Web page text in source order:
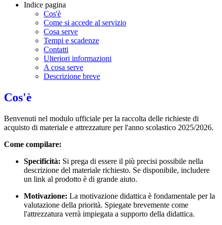
Indice pagina
Cos'è
Come si accede al servizio
Cosa serve
Tempi e scadenze
Contatti
Ulteriori informazioni
A cosa serve
Descrizione breve
Cos'è
Benvenuti nel modulo ufficiale per la raccolta delle richieste di
acquisto di materiale e attrezzature per l'anno scolastico 2025/2026.
Come compilare:
Specificità: Si prega di essere il più precisi possibile nella
descrizione del materiale richiesto. Se disponibile, includere
un link al prodotto è di grande aiuto.
Motivazione: La motivazione didattica è fondamentale per la
valutazione della priorità. Spiegate brevemente come
l'attrezzatura verrà impiegata a supporto della didattica.